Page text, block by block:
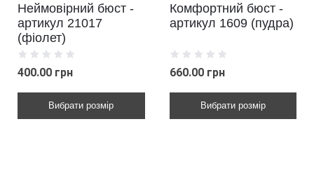
Неймовірний бюст -
артикул 21017
(фіолет)
400.00 грн
Вибрати розмір
Комфортний бюст -
артикул 1609 (пудра)
660.00 грн
Вибрати розмір